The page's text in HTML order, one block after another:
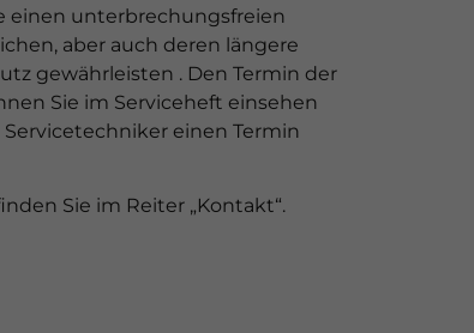
einen unterbrechungsfreien
aber auch deren längere
gewährleisten . Den Termin der
Sie im Serviceheft einsehen
einen Termin
Sie im Reiter „Kontakt“.